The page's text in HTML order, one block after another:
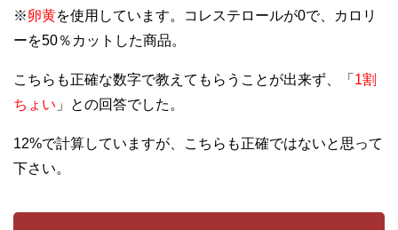
※卵黄を使用しています。コレステロールが0で、カロリ
ーを50％カットした商品。
こちらも正確な数字で教えてもらうことが出来ず、「 1割
ちょい 」との回答でした。
12%で計算していますが、こちらも正確ではないと思って
下さい。